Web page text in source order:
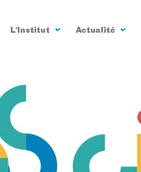
L'Institut Actualité